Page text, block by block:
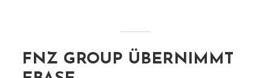
FNZ GROUP ÜBERNIMMT